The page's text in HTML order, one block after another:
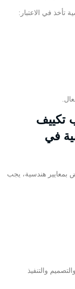
تأخذ في الاعتبار:
تكييف
في
هندسية، يجب
والتنفيذ